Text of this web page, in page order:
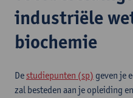
industriële
biochemie
De studiepunten (sp) geven je
zal besteden aan je opleiding